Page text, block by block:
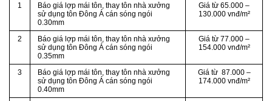
1
Báo giá lợp mái tôn, thay tôn nhà xưởng
sử dụng tôn Đông Á cán sóng ngói
0.30mm
Giá từ 65.000 –
130.000 vnđ/m²
2
Báo giá lợp mái tôn, thay tôn nhà xưởng
sử dụng tôn Đông Á cán sóng ngói
0.35mm
Giá từ 77.000 –
154.000 vnđ/m²
3
Báo giá lợp mái tôn, thay tôn nhà xưởng
sử dụng tôn Đông Á cán sóng ngói
0.40mm
Giá từ 87.000 –
174.000 vnđ/m²